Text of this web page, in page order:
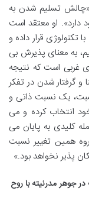
تسلیم شدن به
دارد». او معتقد است
تکنولوژی قرار داده و
به معنای پذیرش بی
غربی است که نتیجه
گرفتار شدن در تفکر
یک نسبت ذاتی و
انتخاب کرده و می
کلیدی به پایان می
همین تغییر نسبت
پذیر نخواهد بود.»
جوهر مدرنیته با روح